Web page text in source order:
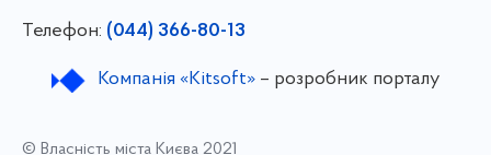
Телефон: (044) 366-80-13
Компанія «Kitsoft»– розробник порталу
© Власність міста Києва 2021